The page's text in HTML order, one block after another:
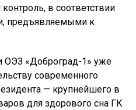
в соответствии
предъявляемыми к
ОЭЗ «Доброград-1» уже
современного
— крупнейшего в
для здорового сна ГК